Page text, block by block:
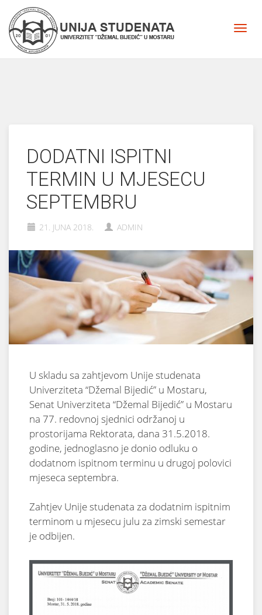
DODATNI ISPITNI
TERMIN U MJESECU
SEPTEMBRU
21. JUNA 2018. ADMIN
U skladu sa zahtjevom Unije studenata
Univerziteta “Džemal Bijedić” u Mostaru,
Senat Univerziteta “Džemal Bijedić” u Mostaru
na 77. redovnoj sjednici održanoj u
prostorijama Rektorata, dana 31.5.2018.
godine, jednoglasno je donio odluku o
dodatnom ispitnom terminu u drugoj polovici
mjeseca septembra.
Zahtjev Unije studenata za dodatnim ispitnim
terminom u mjesecu julu za zimski semestar
je odbijen.